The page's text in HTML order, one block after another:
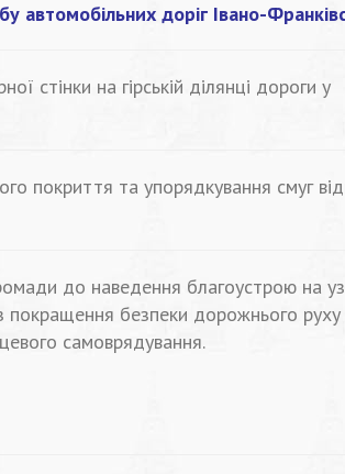
автомобільних доріг Івано-
стінки на гірській ділянці дороги у
покриття та упорядкування смуг
до наведення благоустрою на
безпеки дорожнього руху
самоврядування.